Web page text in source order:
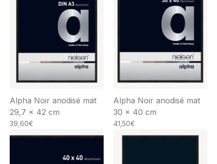
Alpha Noir anodisé mat
29,7 x 42 cm
39,60€
Alpha Noir anodisé mat
30 x 40 cm
41,50€